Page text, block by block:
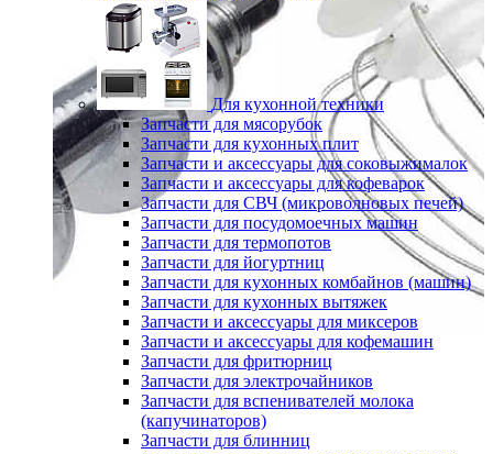
Для кухонной техники
Запчасти для мясорубок
Запчасти для кухонных плит
Запчасти и аксессуары для соковыжималок
Запчасти и аксессуары для кофеварок
Запчасти для СВЧ (микроволновых печей)
Запчасти для посудомоечных машин
Запчасти для термопотов
Запчасти для йогуртниц
Запчасти для кухонных комбайнов (машин)
Запчасти для кухонных вытяжек
Запчасти и аксессуары для миксеров
Запчасти и аксессуары для кофемашин
Запчасти для фритюрниц
Запчасти для электрочайников
Запчасти для вспенивателей молока
(капучинаторов)
Запчасти для блинниц